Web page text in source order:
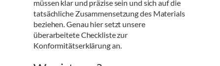
müssen klar und präzise sein und sich auf die
tatsächliche Zusammensetzung des Materials
beziehen. Genau hier setzt unsere
überarbeitete Checkliste zur
Konformitätserklärung an.